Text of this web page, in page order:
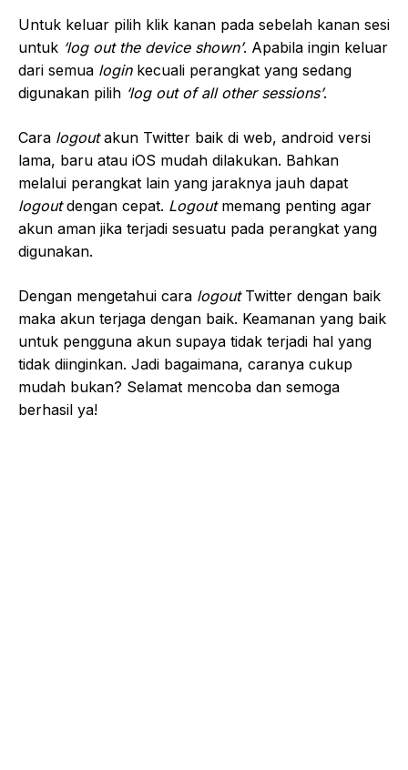
Untuk keluar pilih klik kanan pada sebelah kanan sesi
untuk ‘log out the device shown’. Apabila ingin keluar
dari semua loginkecuali perangkat yang sedang
digunakan pilih ‘log out of all other sessions’.
Cara logoutakun Twitter baik di web, android versi
lama, baru atau iOS mudah dilakukan. Bahkan
melalui perangkat lain yang jaraknya jauh dapat
logoutdengan cepat. Logoutmemang penting agar
akun aman jika terjadi sesuatu pada perangkat yang
digunakan.
Dengan mengetahui cara logoutTwitter dengan baik
maka akun terjaga dengan baik. Keamanan yang baik
untuk pengguna akun supaya tidak terjadi hal yang
tidak diinginkan. Jadi bagaimana, caranya cukup
mudah bukan? Selamat mencoba dan semoga
berhasil ya!